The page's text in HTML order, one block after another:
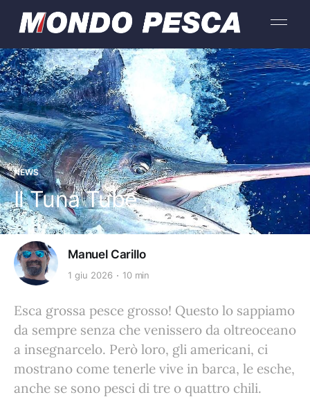
NEWS
Il Tuna Tube
Manuel Carillo
1 giu 2026 10 min
Esca grossa pesce grosso! Questo lo sappiamo
da sempre senza che venissero da oltreoceano
a insegnarcelo. Però loro, gli americani, ci
mostrano come tenerle vive in barca, le esche,
anche se sono pesci di tre o quattro chili.